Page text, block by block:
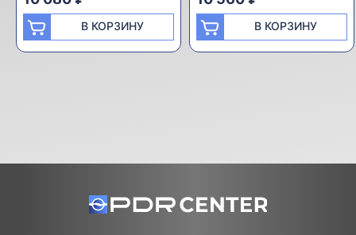
В КОРЗИНУ В КОРЗИНУ